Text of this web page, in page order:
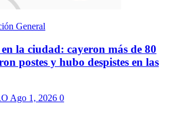
General
la ciudad: cayeron más de 80
postes y hubo despistes en las
Ago 1, 2026 0